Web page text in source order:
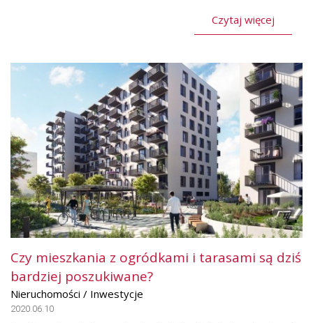
Czytaj więcej
Czy mieszkania z ogródkami i tarasami są dziś
bardziej poszukiwane?
Nieruchomości / Inwestycje
2020.06.10